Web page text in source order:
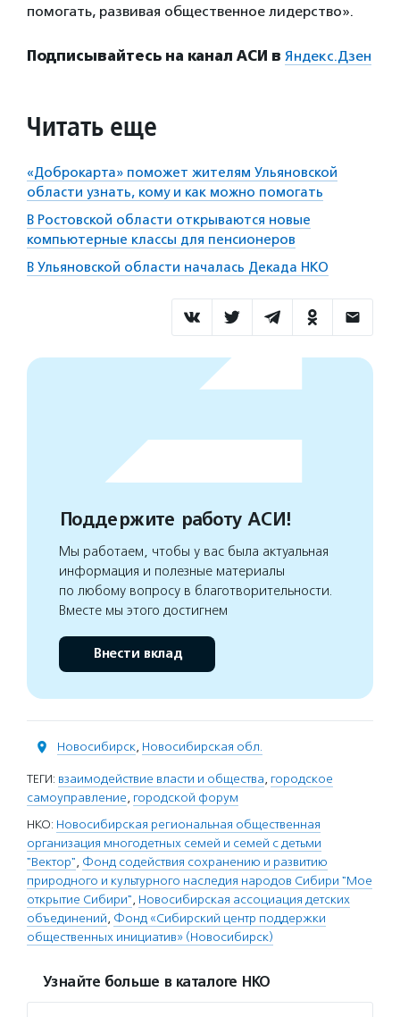
помогать, развивая общественное лидерство».
Подписывайтесь на канал АСИ в Яндекс.Дзен
Читать еще
«Доброкарта» поможет жителям Ульяновской
области узнать, кому и как можно помогать
В Ростовской области открываются новые
компьютерные классы для пенсионеров
В Ульяновской области началась Декада НКО
Поддержите работу АСИ!
Мы работаем, чтобы у вас была актуальная
информация и полезные материалы
по любому вопросу в благотворительности.
Вместе мы этого достигнем
Внести вклад
Новосибирск, Новосибирская обл.
ТЕГИ: взаимодействие власти и общества, городское
самоуправление, городской форум
НКО: Новосибирская региональная общественная
организация многодетных семей и семей с детьми
"Вектор", Фонд содействия сохранению и развитию
природного и культурного наследия народов Сибири "Мое
открытие Сибири", Новосибирская ассоциация детских
объединений, Фонд «Сибирский центр поддержки
общественных инициатив» (Новосибирск)
Узнайте больше в каталоге НКО